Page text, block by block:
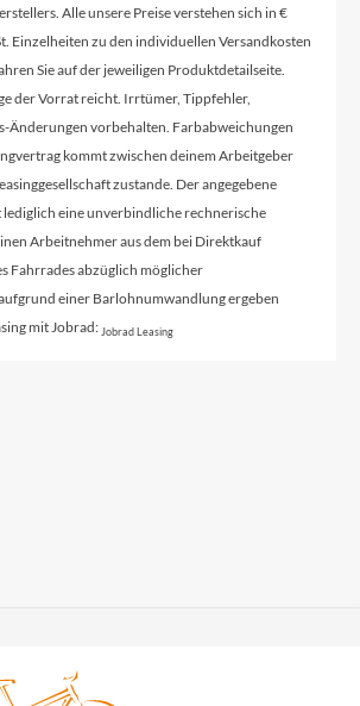
Alle unsere Preise verstehen sich in €
Einzelheiten zu den individuellen Versandkosten
Sie auf der jeweiligen Produktdetailseite.
der Vorrat reicht. Irrtümer, Tippfehler,
Änderungen vorbehalten. Farbabweichungen
kommt zwischen deinem Arbeitgeber
zustande. Der angegebene
lediglich eine unverbindliche rechnerische
Arbeitnehmer aus dem bei Direktkauf
Fahrrades abzüglich möglicher
einer Barlohnumwandlung ergeben
mit Jobrad: Jobrad Leasing